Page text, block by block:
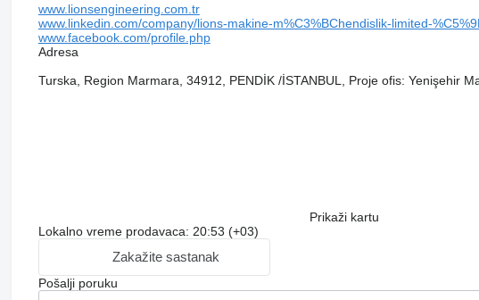
www.lionsengineering.com.tr
www.linkedin.com/company/lions-makine-m%C3%BChendislik-limited-
www.facebook.com/profile.php
Adresa
Turska, Region Marmara, 34912, PENDİK /İSTANBUL, Proje ofis: Yenişehir
Prikaži kartu
Lokalno vreme prodavaca: 20:53 (+03)
Zakažite sastanak
Pošalji poruku